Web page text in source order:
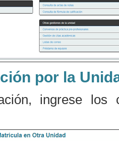
por la
ingrese los